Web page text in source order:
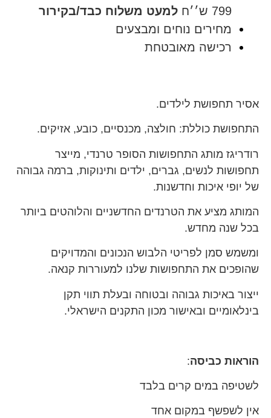
799 ש׳׳ח
למעט משלוח כבד/בקירור
מחירים נוחים ומבצעים
רכישה מאובטחת
אסיר תחפושת לילדים.
התחפושת כוללת: חולצה, מכנסיים, כובע, אזיקים.
רודריגז מותג התחפושות הסופר טרנדי, מייצר
תחפושות לנשים, גברים, ילדים ותינוקות, ברמה גבוהה
של יופי איכות וחדשנות.
המותג מציע את הטרנדים החדשניים והלוהטים ביותר
בכל שנה מחדש.
ומשמש סמן לפריטי הלבוש הנכונים והמדויקים
שהופכים את התחפושות שלנו למעוררות קנאה.
ייצור באיכות גבוהה ובטוחה ובעלת תווי תקן
בינלאומיים ובאישור מכון התקנים הישראלי.
הוראות כביסה:
לשטיפה במים קרים בלבד
אין לשפשף במקום אחד